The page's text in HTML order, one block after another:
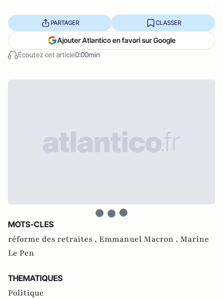
Écoutez cet article0:00min
PARTAGER CLASSER
Ajouter Atlantico en favori sur Google
MOTS-CLES
réforme des retraites , Emmanuel Macron , Marine
Le Pen
THEMATIQUES
Politique